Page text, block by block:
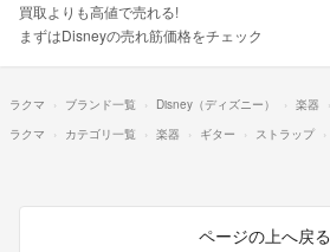
買取よりも高値で売れる!
まずはDisneyの売れ筋価格をチェック
ラクマ ブランド一覧 Disney（ディズニー） 楽器
ラクマ
カテゴリ一覧 楽器 ギター ストラップ
ページの上へ戻る